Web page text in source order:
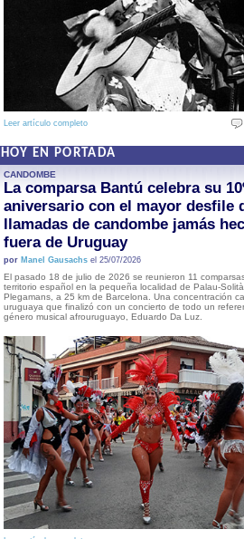
Leer artículo completo 1
HOY EN PORTADA
CANDOMBE
La comparsa Bantú celebra su
aniversario con el mayor desfile
llamadas de candombe jamás
fuera de Uruguay
por Manel Gausachsel 25/07/2026
El pasado 18 de julio de 2026 se reunieron 11
territorio español en la pequeña localidad de Palau-
Plegamans, a 25 km de Barcelona. Una concentración
uruguaya que finalizó con un concierto de todo un
género musical afrouruguayo, Eduardo Da Luz.